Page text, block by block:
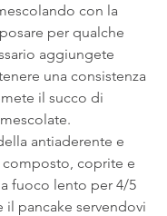
con la
per qualche
aggiungete
una consistenza
il succo di
antiaderente e
composto, coprite e
fuoco lento per 4/5
pancake servendovi